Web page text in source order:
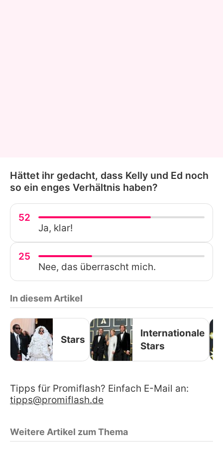
Hättet ihr gedacht, dass Kelly und Ed noch
so ein enges Verhältnis haben?
52
Ja, klar!
25
Nee, das überrascht mich.
In diesem Artikel
Stars
Internationale
Stars
Tipps für Promiflash? Einfach E-Mail an:
tipps@promiflash.de
Weitere Artikel zum Thema